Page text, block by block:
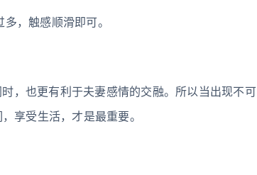
，触感顺滑即可。
，也更有利于夫妻感情的交融。所以当出现不可
享受生活，才是最重要。